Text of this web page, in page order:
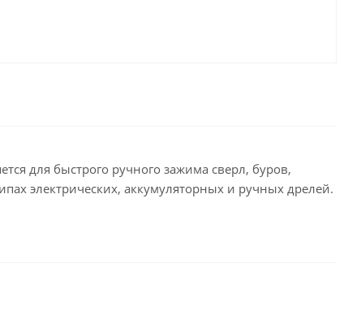
для быстрого ручного зажима сверл, буров,
электрических, аккумуляторных и ручных дрелей.